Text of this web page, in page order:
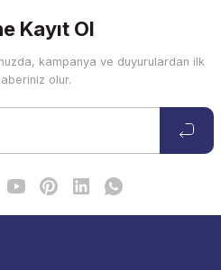
Kayıt Ol
kampanya ve duyurulardan ilk
olur.